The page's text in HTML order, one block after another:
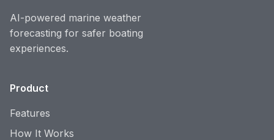
AI-powered marine weather
forecasting for safer boating
experiences.
Product
Features
How It Works